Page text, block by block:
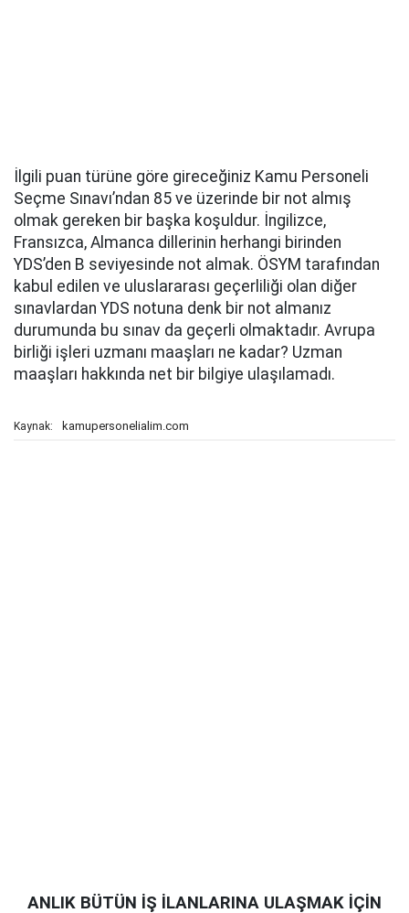
İlgili puan türüne göre gireceğiniz Kamu Personeli
Seçme Sınavı’ndan 85 ve üzerinde bir not almış
olmak gereken bir başka koşuldur. İngilizce,
Fransızca, Almanca dillerinin herhangi birinden
YDS’den B seviyesinde not almak. ÖSYM tarafından
kabul edilen ve uluslararası geçerliliği olan diğer
sınavlardan YDS notuna denk bir not almanız
durumunda bu sınav da geçerli olmaktadır. Avrupa
birliği işleri uzmanı maaşları ne kadar? Uzman
maaşları hakkında net bir bilgiye ulaşılamadı.
Kaynak: kamupersonelialim.com
ANLIK BÜTÜN İŞ İLANLARINA ULAŞMAK İÇİN